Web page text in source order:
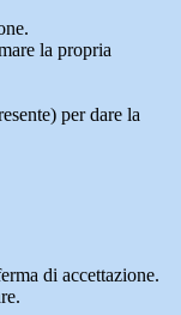
la propria
per dare la
di accettazione.